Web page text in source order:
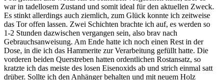
war in tadellosem Zustand und somit ideal für den aktuellen Zweck.
Es stinkt allerdings auch ziemlich, zum Glück konnte ich zeitweise
das Tor offen lassen. Zwei Schichten brachte ich auf, es werden so
1-2 Stunden dazwischen vergangen sein, also brav nach
Gebrauchsanweisung. Am Ende hatte ich noch einen Rest in der
Dose, in die ich das Hammerite zur Verarbeitung gefüllt hatte. Die
vorderen beiden Querstreben hatten ordentlichen Rostansatz, so
kratzte ich das meiste des losen Eisenoxids ab und strich einmal satt
drüber. Sollte ich den Anhänger behalten und mit neuem Holz